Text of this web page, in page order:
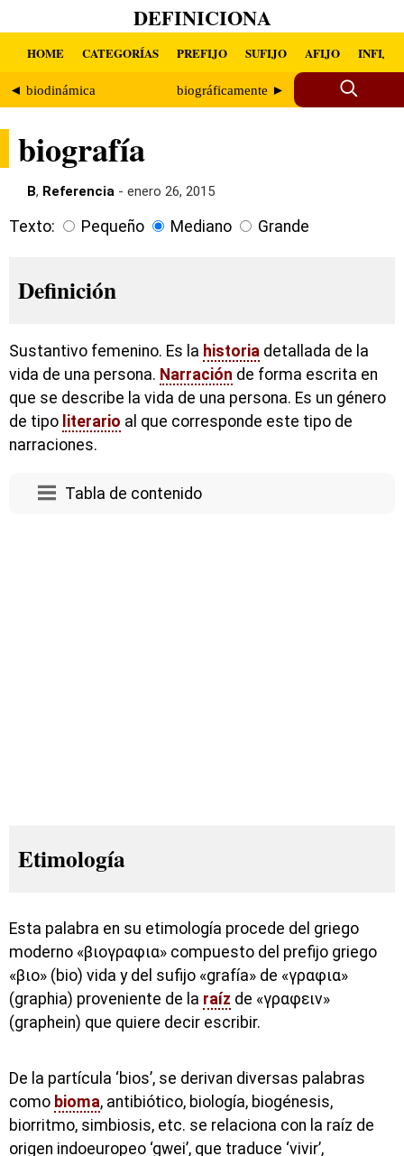
DEFINICIONA
HOME CATEGORÍAS PREFIJO SUFIJO AFIJO INFIJO
◄ biodinámica biográficamente ►
biografía
B, Referencia - enero 26, 2015
Texto: Pequeño Mediano Grande
Definición
Sustantivo femenino. Es la historia detallada de la
vida de una persona. Narración de forma escrita en
que se describe la vida de una persona. Es un género
de tipo literario al que corresponde este tipo de
narraciones.
Tabla de contenido
Etimología
Esta palabra en su etimología procede del griego
moderno «βιογραφια» compuesto del prefijo griego
«βιο» (bio) vida y del sufijo «grafía» de «γραφια»
(graphia) proveniente de la raíz de «γραφειν»
(graphein) que quiere decir escribir.
De la partícula ‘bios’, se derivan diversas palabras
como bioma, antibiótico, biología, biogénesis,
biorritmo, simbiosis, etc. se relaciona con la raíz de
origen indoeuropeo ‘gwei’, que traduce ‘vivir’,